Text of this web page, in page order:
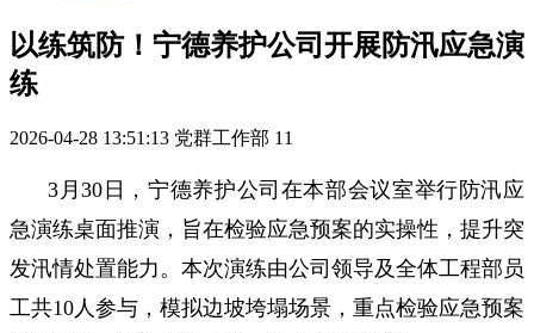
以练筑防！宁德养护公司开展防汛应急演
练
2026-04-28 13:51:13 党群工作部 11
3月30日，宁德养护公司在本部会议室举行防汛应
急演练桌面推演，旨在检验应急预案的实操性，提升突
发汛情处置能力。本次演练由公司领导及全体工程部员
工共10人参与，模拟边坡垮塌场景，重点检验应急预案